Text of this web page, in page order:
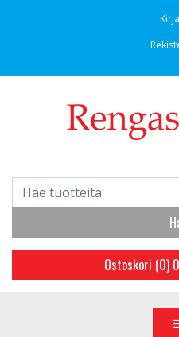
Ostoskori (0)